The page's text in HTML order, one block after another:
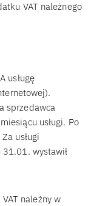
VAT należnego
usługę
sprzedawca
usługi. Po
usługi
wystawił
należny w